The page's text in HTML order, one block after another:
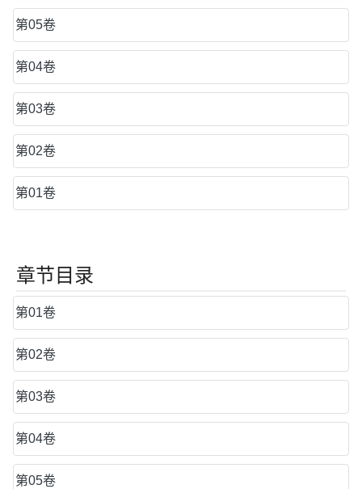
第05卷
第04卷
第03卷
第02卷
第01卷
章节目录
第01卷
第02卷
第03卷
第04卷
第05卷